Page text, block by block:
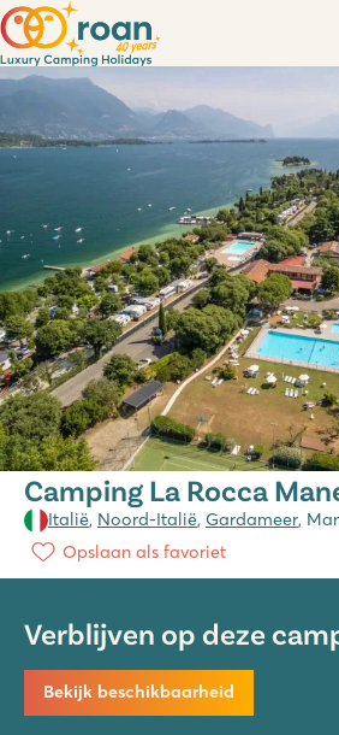
Camping La Rocca
Italië, Noord-Italië, Gardameer,
Opslaan als favoriet
Verblijven op deze
Bekijk beschikbaarheid